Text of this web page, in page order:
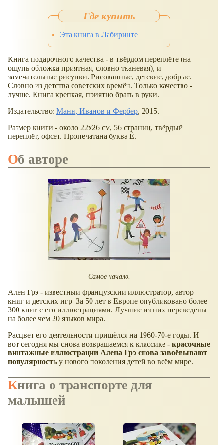
Эта книга в Лабиринте
Книга подарочного качества - в твёрдом переплёте (на
ощупь обложка приятная, словно тканевая), и
замечательные рисунки. Рисованные, детские, добрые.
Словно из детства советских времён. Только качество -
лучше. Книга крепкая, приятно брать в руки.
Издательство: Манн, Иванов и Фербер, 2015.
Размер книги - около 22х26 см, 56 страниц, твёрдый
переплёт, офсет. Пропечатана буква Ё.
Об авторе
Самое начало.
Ален Грэ - известный французский иллюстратор, автор
книг и детских игр. За 50 лет в Европе опубликовано более
300 книг с его иллюстрациями. Лучшие из них переведены
на более чем 20 языков мира.
Расцвет его деятельности пришёлся на 1960-70-е годы. И
вот сегодня мы снова возвращаемся к классике - красочные
винтажные иллюстрации Алена Грэ снова завоёвывают
популярность у нового поколения детей во всём мире.
Книга о транспорте для
малышей